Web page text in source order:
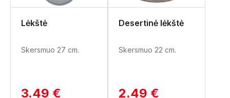
Lėkštė
Skersmuo 27 cm.
3.49 €
Desertinė lėkštė
Skersmuo 22 cm.
2.49 €